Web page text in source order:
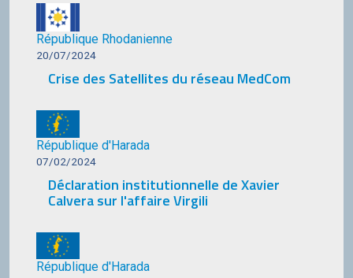
République Rhodanienne
20/07/2024
Crise des Satellites du réseau MedCom
République d'Harada
07/02/2024
Déclaration institutionnelle de Xavier
Calvera sur l'affaire Virgili
République d'Harada